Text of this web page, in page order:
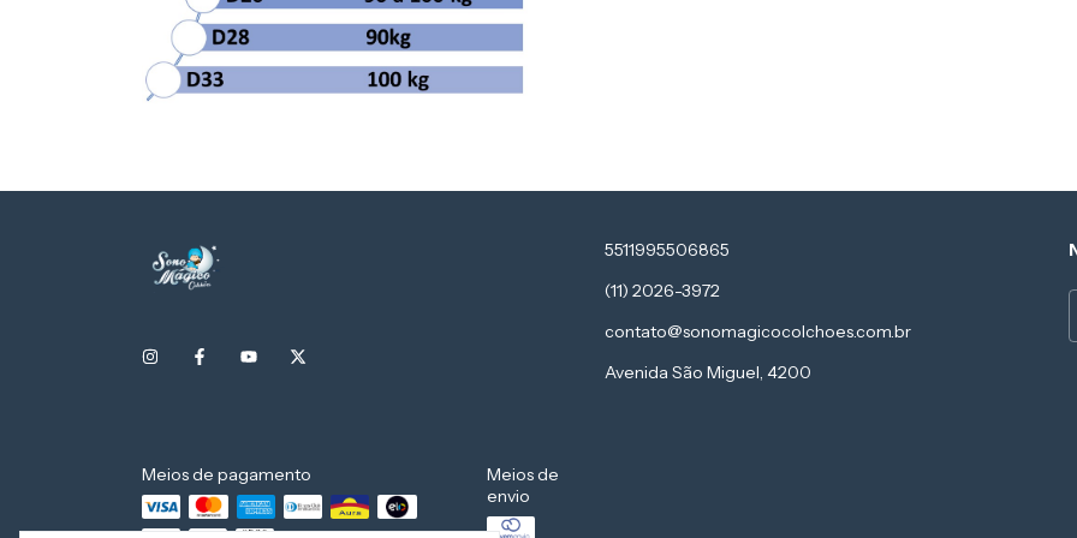
5511995506865
(11) 2026-3972
contato@sonomagicocolchoes.com.br
Avenida São Miguel, 4200
Meios de pagamento
Meios de
envio